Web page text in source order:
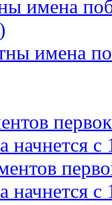
имена
начнется с